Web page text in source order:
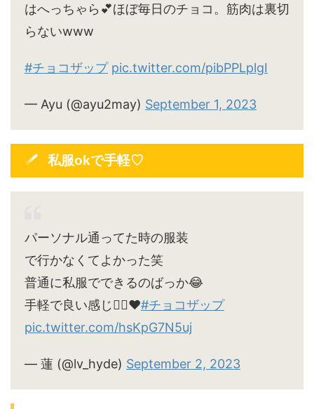
はへっちゃら💕ほぼ毎日のチョコ。筋肉は裏切
らないwww
#チョコザップ pic.twitter.com/pibPPLplgI
— Ayu (@ayu2may) September 1, 2023
私服okで手軽♡
パーソナル通ってた時の服装
で行かなくてよかった笑
普通に私服でできるのばっか😂
手軽で良い感じ🙆‍♀️♥#チョコザップ
pic.twitter.com/hsKpG7N5uj
— 蓮 (@lv_hyde) September 2, 2023